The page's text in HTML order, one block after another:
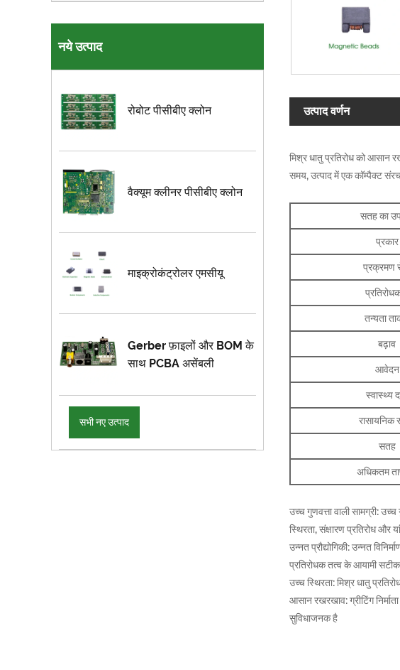
नये उत्पाद
रोबोट पीसीबीए क्लोन
वैक्यूम क्लीनर पीसीबीए क्लोन
माइक्रोकंट्रोलर एमसीयू
Gerber फ़ाइलों और BOM के
साथ PCBA असेंबली
सभी नए उत्पाद
उत्पाद वर्णन
मिश्र धातु प्रतिरोध को आसान
समय, उत्पाद में एक कॉम्पैक्ट
सतह का
प्रकार
प्रक्रमण
तन्यता
बढ़ाव
आवेदन
स्वास्थ्य
रासायनिक
सतह
अधिकतम
उच्च गुणवत्ता वाली सामग्री:
स्थिरता, संक्षारण प्रतिरोध और
उन्नत प्रौद्योगिकी: उन्नत
प्रतिरोधक तत्व के आयामी
उच्च स्थिरता: मिश्र धातु
आसान रखरखाव: ग्रीटिंग
सुविधाजनक है